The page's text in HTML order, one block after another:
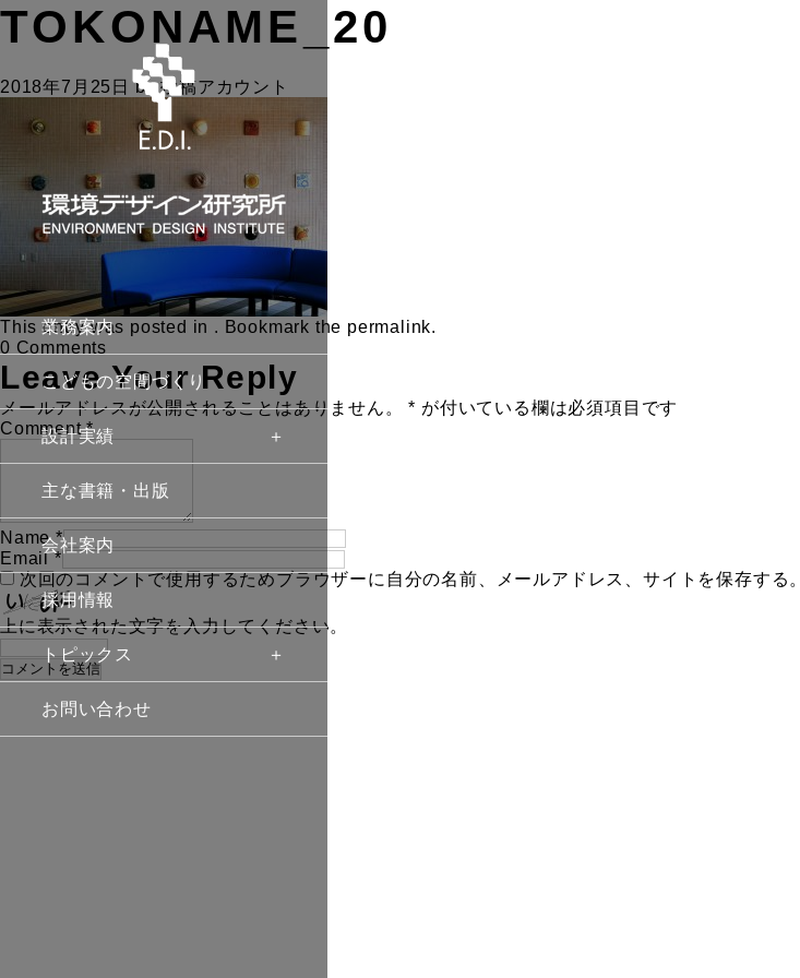
業務案内
こどもの空間づくり
設計実績
主な書籍・出版
会社案内
採用情報
トピックス
お問い合わせ
TOKONAME_20
2018年7月25日 by投稿アカウント
This entry was posted in . Bookmark the permalink.
0 Comments
Leave Your Reply
メールアドレスが公開されることはありません。 * が付いている欄は必須項目です
Comment *
Name *
Email *
次回のコメントで使用するためブラウザーに自分の名前、メールアドレス、サイトを保存する。
上に表示された文字を入力してください。